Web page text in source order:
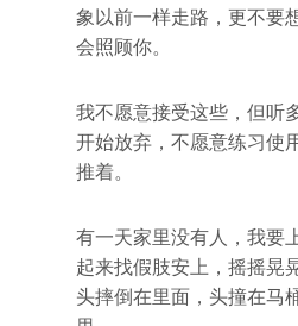
象以前一样走路，更不要
会照顾你。
我不愿意接受这些，但听
开始放弃，不愿意练习使
推着。
有一天家里没有人，我要
起来找假肢安上，摇摇晃
头摔倒在里面，头撞在马